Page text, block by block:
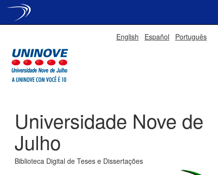
English Español Português
Universidade Nove de
Julho
Biblioteca Digital de Teses e Dissertações